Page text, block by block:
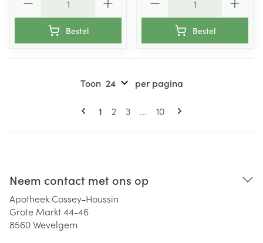
Bestel Bestel
Pagina's
U lees momenteel pagina
1 Pagina
2 Pagina
3 ... Pagina
10
Toon per pagina
Neem contact met ons op
Apotheek Cossey-Houssin
Grote Markt 44-46
8560Wevelgem